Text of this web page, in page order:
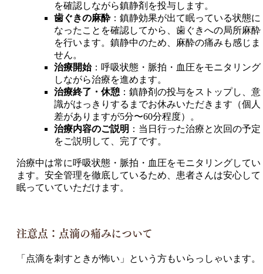
を確認しながら鎮静剤を投与します。
歯ぐきの麻酔 ：鎮静効果が出て眠っている状態に
なったことを確認してから、歯ぐきへの局所麻酔
を行います。鎮静中のため、麻酔の痛みも感じま
せん。
治療開始：呼吸状態・脈拍・血圧をモニタリング
しながら治療を進めます。
治療終了・休憩 ：鎮静剤の投与をストップし、意
識がはっきりするまでお休みいただきます（個人
差がありますが5分〜60分程度）。
治療内容のご説明 ：当日行った治療と次回の予定
をご説明して、完了です。
治療中は常に呼吸状態・脈拍・血圧をモニタリングしてい
ます。安全管理を徹底しているため、患者さんは安心して
眠っていていただけます。
注意点：点滴の痛みについて
「点滴を刺すときが怖い」という方もいらっしゃいます。